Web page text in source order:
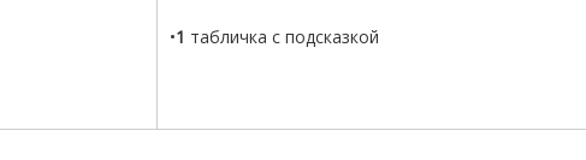
•1 табличка с подсказкой